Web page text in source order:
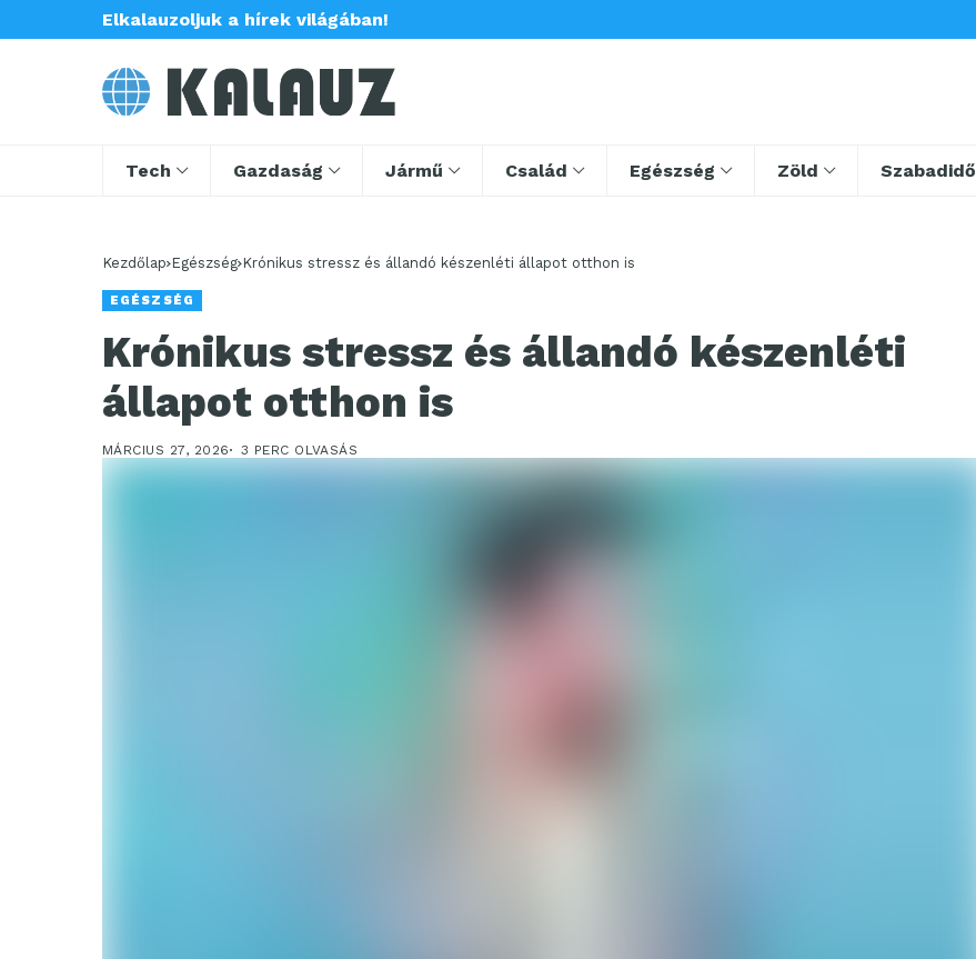
Elkalauzoljuk a hírek világában!
Tech Gazdaság Jármű Család Egészség Zöld Szabadidő
Kezdőlap Egészség Krónikus stressz és állandó készenléti állapot otthon is
EGÉSZSÉG
Krónikus stressz és állandó készenléti
állapot otthon is
MÁRCIUS 27, 2026 3 PERC OLVASÁS